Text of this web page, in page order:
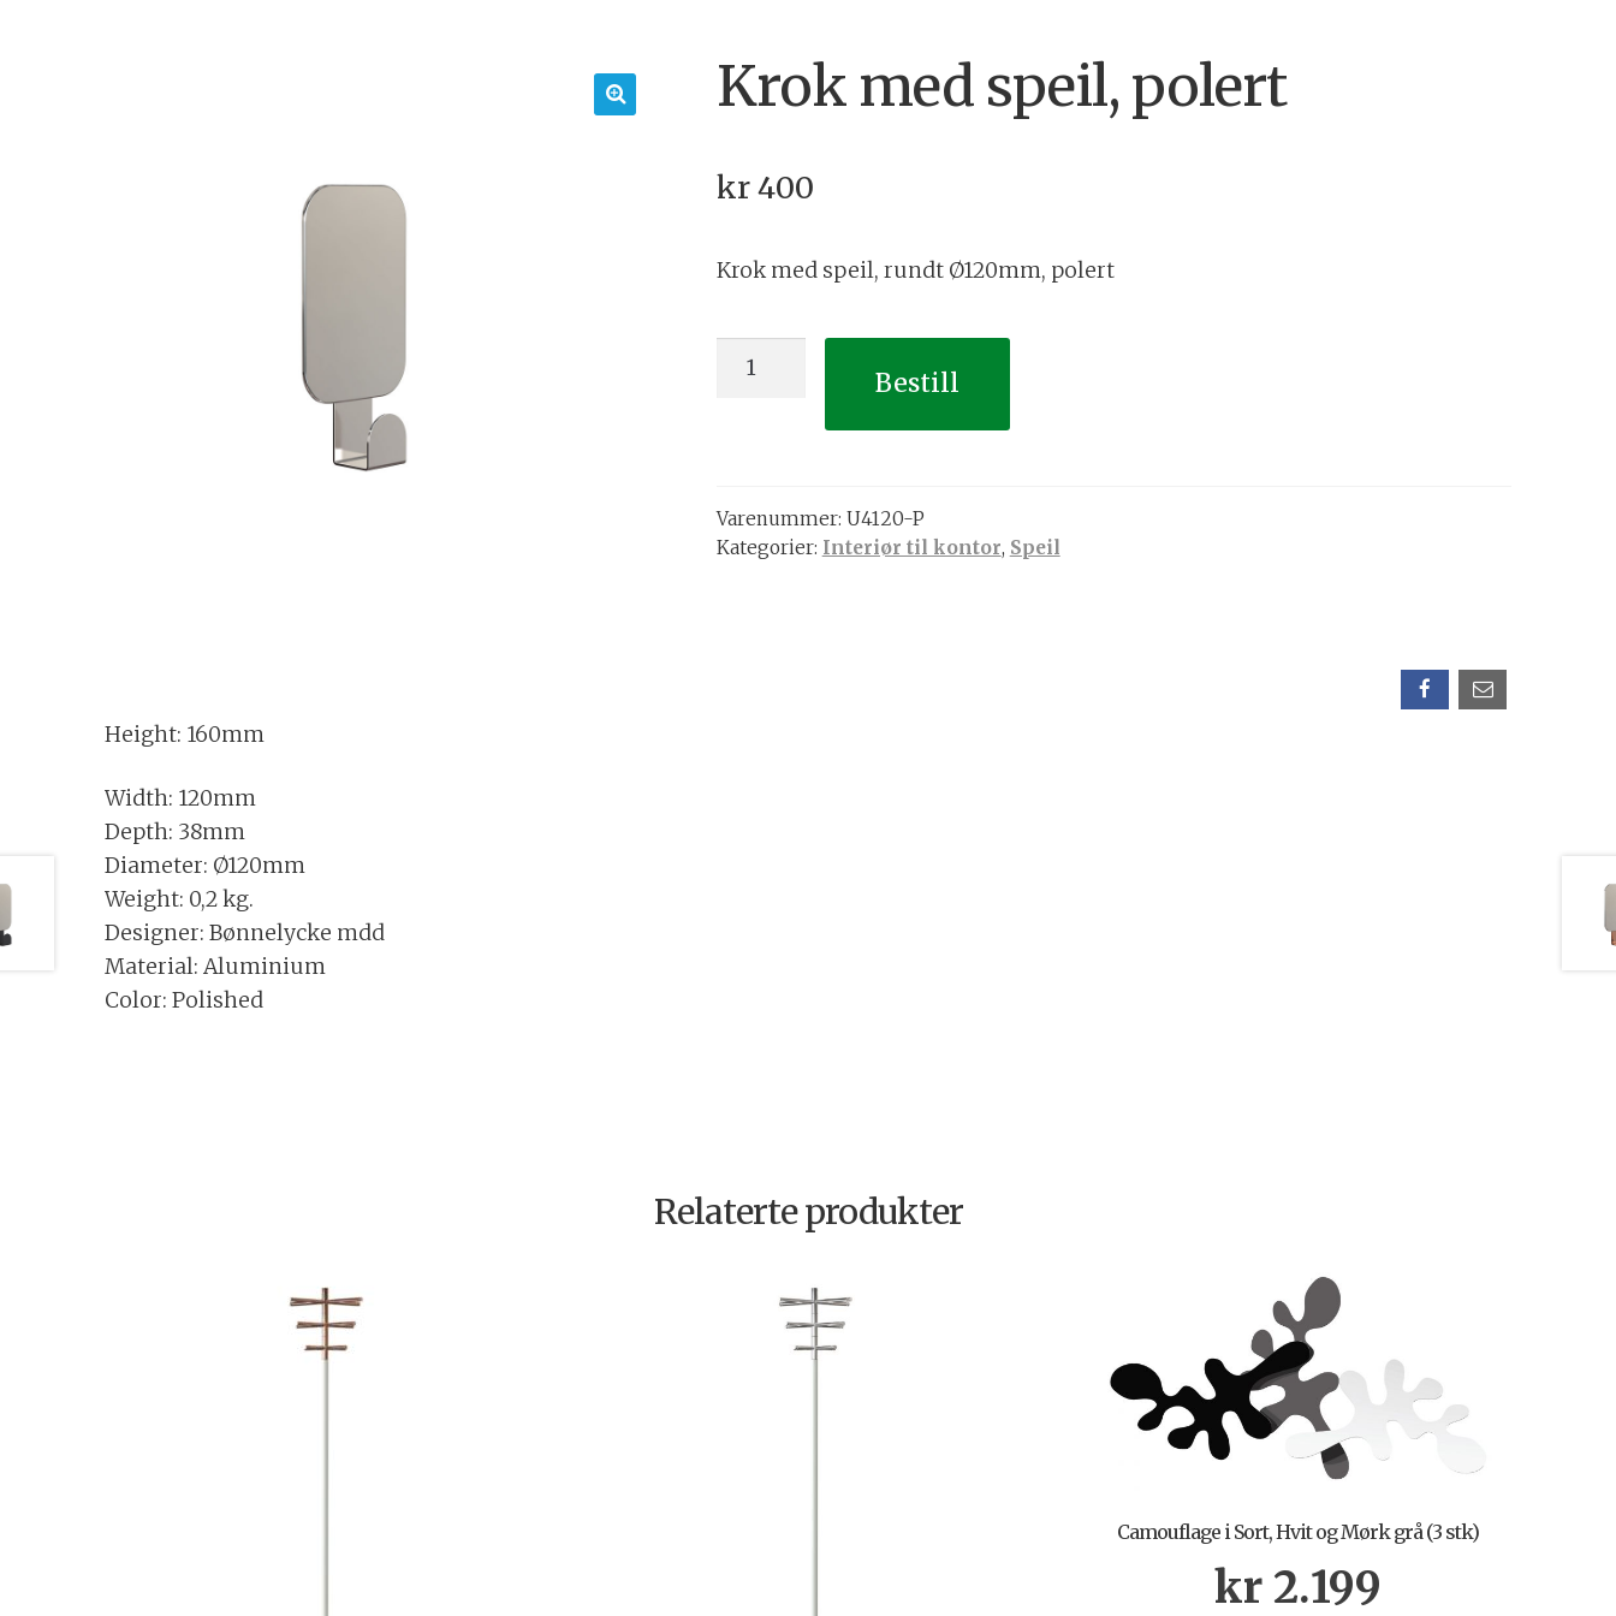
Krok med speil, polert
kr400
Krok med speil, rundt Ø120mm, polert
Krok
Bestill
Varenummer: U4120-P
Kategorier: Interiør til kontor, Speil
Height: 160mm
Width: 120mm
Depth: 38mm
Diameter: Ø120mm
Weight: 0,2 kg.
Designer: Bønnelycke mdd
Material: Aluminium
Color: Polished
Relaterte produkter
Camouflage i Sort, Hvit og Mørk grå (3 stk)
kr2.199